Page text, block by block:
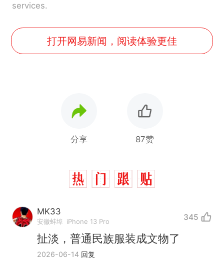
services.
打开网易新闻，阅读体验更佳
分享 87赞
MK33
安徽蚌埠 iPhone 13 Pro 345
扯淡，普通民族服装成文物了
2026-06-14 回复